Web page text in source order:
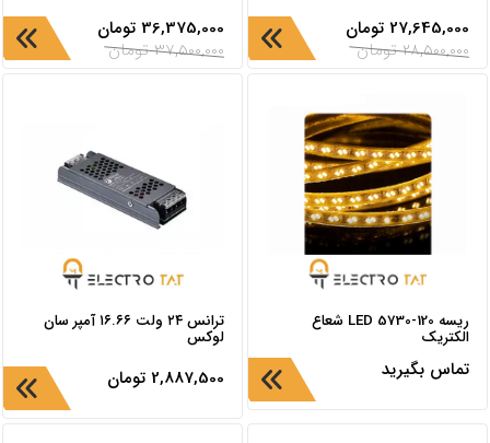
27,645,000 تومان
28,500,000 تومان
36,375,000 تومان
37,500,000 تومان
ریسه 120-LED 5730 شعاع
الکتریک
تماس بگیرید
ترانس ۲۴ ولت ۱۶.۶۶ آمپر سان
لوکس
2,887,500 تومان